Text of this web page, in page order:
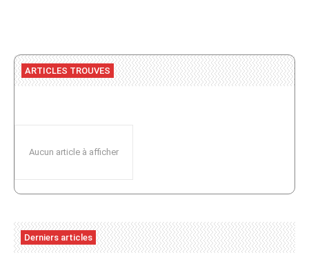
ARTICLES TROUVES
Aucun article à afficher
Derniers articles